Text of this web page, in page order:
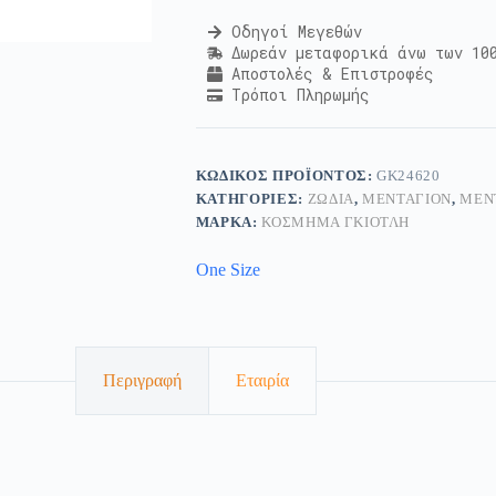
Οδηγοί Μεγεθών
Δωρεάν μεταφορικά άνω των
Αποστολές & Επιστροφές
Τρόποι Πληρωμής
ΚΩΔΙΚΌΣ ΠΡΟΪΌΝΤΟΣ:GK24620
ΚΑΤΗΓΟΡΊΕΣ: ΖΏΔΙΑ,ΜΕΝΤΑΓΙΌΝ,
ΜΆΡΚΑ:ΚΟΣΜΗΜΑ ΓΚΙΟΤΛΗ
One Size
Περιγραφή Εταιρία